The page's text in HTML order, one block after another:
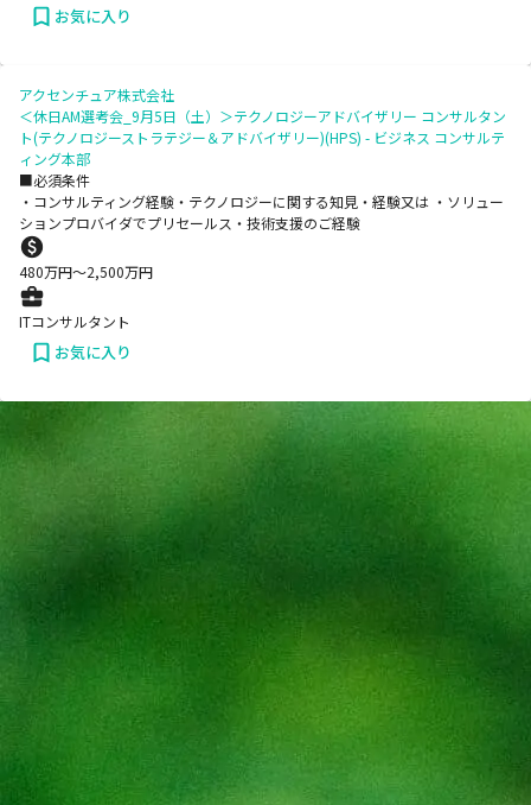
お気に入り
アクセンチュア株式会社
＜休日AM選考会_9月5日（土）＞テクノロジーアドバイザリー コンサルタン
ト(テクノロジーストラテジー＆アドバイザリー)(HPS) - ビジネス コンサルテ
ィング本部
■必須条件
・コンサルティング経験・テクノロジーに関する知見・経験又は ・ソリュー
ションプロバイダでプリセールス・技術支援のご経験
480万円〜2,500万円
ITコンサルタント
お気に入り